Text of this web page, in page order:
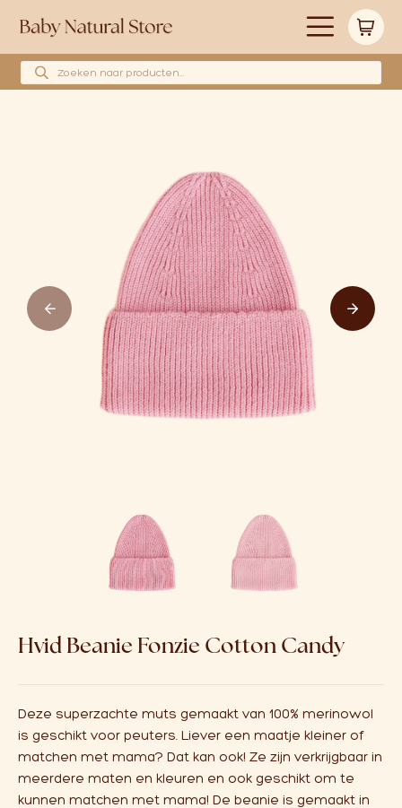
Producten zoeken
Babyshower cadeau’s
Wollen hoeslakens
Cadeaubonnen
Huidverzorging
Hvid Beanie Fonzie Cotton Candy
Deze superzachte muts gemaakt van 100% merinowol
is geschikt voor peuters. Liever een maatje kleiner of
matchen met mama? Dat kan ook! Ze zijn verkrijgbaar in
meerdere maten en kleuren en ook geschikt om te
kunnen matchen met mama! De beanie is gemaakt in